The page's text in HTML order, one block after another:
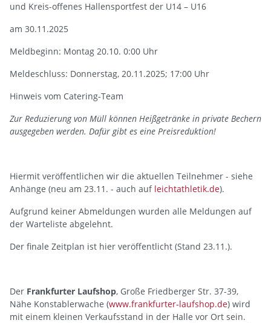
und Kreis-offenes Hallensportfest der U14 – U16
am 30.11.2025
Meldbeginn: Montag 20.10. 0:00 Uhr
Meldeschluss: Donnerstag, 20.11.2025; 17:00 Uhr
Hinweis vom Catering-Team
Zur Reduzierung von Müll können Heißgetränke in private Bechern
ausgegeben werden. Dafür gibt es eine Preisreduktion!
Hiermit veröffentlichen wir die aktuellen Teilnehmer - siehe
Anhänge (neu am 23.11. - auch auf leichtathletik.de).
Aufgrund keiner Abmeldungen wurden alle Meldungen auf
der Warteliste abgelehnt.
Der finale Zeitplan ist hier veröffentlicht (Stand 23.11.).
Der Frankfurter Laufshop, Große Friedberger Str. 37-39,
Nähe Konstablerwache (www.frankfurter-laufshop.de) wird
mit einem kleinen Verkaufsstand in der Halle vor Ort sein.